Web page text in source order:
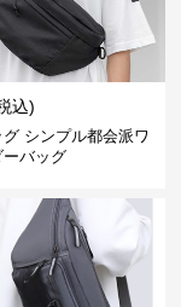
込)
シンプル都会派ワ
ーバッグ